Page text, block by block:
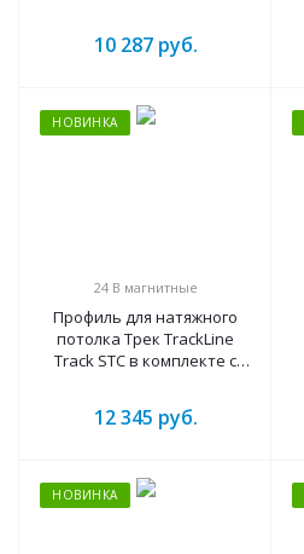
ral9005 черный)
10 287руб.
НОВИНКА
24 B магнитные
Профиль для натяжного
потолка Трек TrackLine
Track STC в комплекте с
ral9005 черный)
12 345 руб.
НОВИНКА